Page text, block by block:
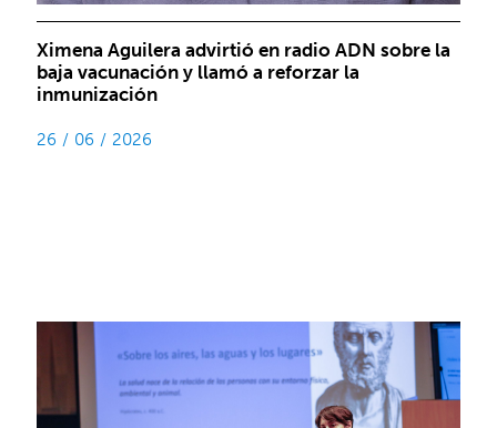
Ximena Aguilera advirtió en radio ADN sobre la
baja vacunación y llamó a reforzar la
inmunización
26 / 06 / 2026